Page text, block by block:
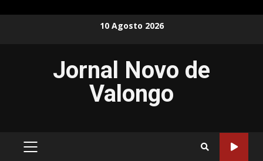
10 Agosto 2026
Jornal Novo de
Valongo
PRIMARY